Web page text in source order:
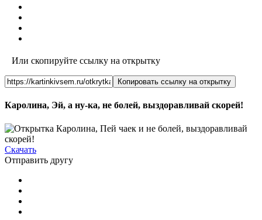
Или скопируйте ссылку на открытку
Копировать ссылку на открытку
Каролина, Эй, а ну-ка, не болей, выздоравливай скорей!
Скачать
Отправить другу